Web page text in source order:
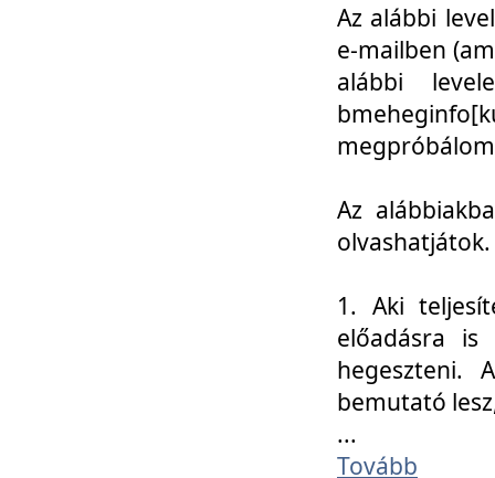
Az alábbi
e-mailben
alábbi
Az
olvashatjátok.
1. Aki
előadásra
hegeszteni.
bemutató
...
Tovább